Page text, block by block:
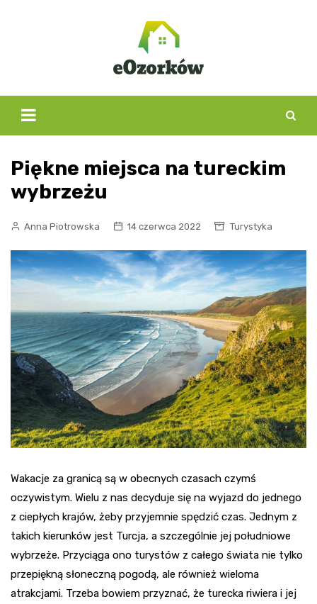
Piękne miejsca na tureckim
wybrzeżu
Anna Piotrowska 14 czerwca 2022 Turystyka
Wakacje za granicą są w obecnych czasach czymś
oczywistym. Wielu z nas decyduje się na wyjazd do jednego
z ciepłych krajów, żeby przyjemnie spędzić czas. Jednym z
takich kierunków jest Turcja, a szczególnie jej południowe
wybrzeże. Przyciąga ono turystów z całego świata nie tylko
przepiękną słoneczną pogodą, ale również wieloma
atrakcjami. Trzeba bowiem przyznać, że turecka riwiera i jej